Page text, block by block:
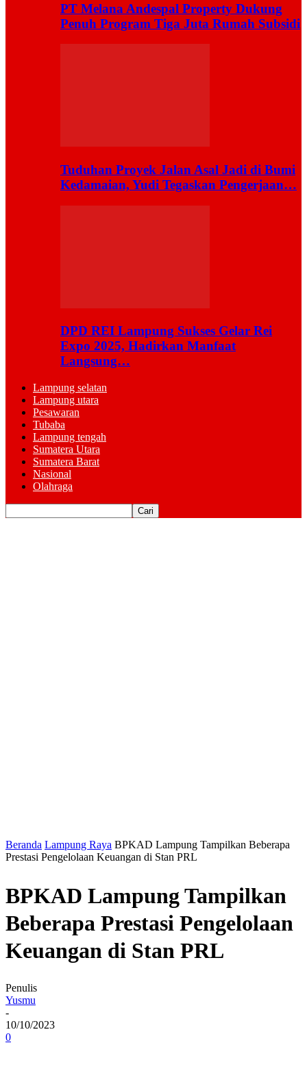
PT Melana Andespal Property Dukung
Penuh Program Tiga Juta Rumah Subsidi
Tuduhan Proyek Jalan Asal Jadi di Bumi
Kedamaian, Yudi Tegaskan Pengerjaan…
DPD REI Lampung Sukses Gelar Rei
Expo 2025, Hadirkan Manfaat
Langsung…
Lampung selatan
Lampung utara
Pesawaran
Tubaba
Lampung tengah
Sumatera Utara
Sumatera Barat
Nasional
Olahraga
Beranda Lampung Raya BPKAD Lampung Tampilkan Beberapa
Prestasi Pengelolaan Keuangan di Stan PRL
BPKAD Lampung Tampilkan
Beberapa Prestasi Pengelolaan
Keuangan di Stan PRL
Penulis
Yusmu
-
10/10/2023
0